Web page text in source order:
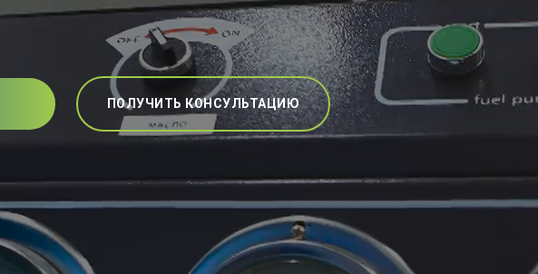
ПОЛУЧИТЬ КОНСУЛЬТАЦИЮ